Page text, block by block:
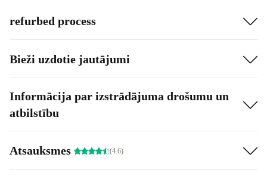
refurbed process
Bieži uzdotie jautājumi
Informācija par izstrādājuma drošumu un
atbilstību
Atsauksmes (4.6)